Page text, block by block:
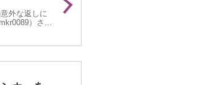
外な返しに
）さん